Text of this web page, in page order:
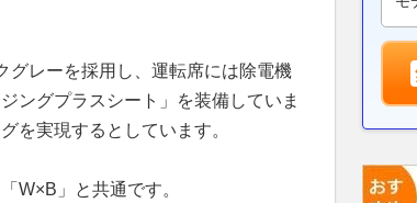
グレーを採用し、運転席には除電機
ングプラスシート」を装備していま
を実現するとしています。
W×B」と共通です。